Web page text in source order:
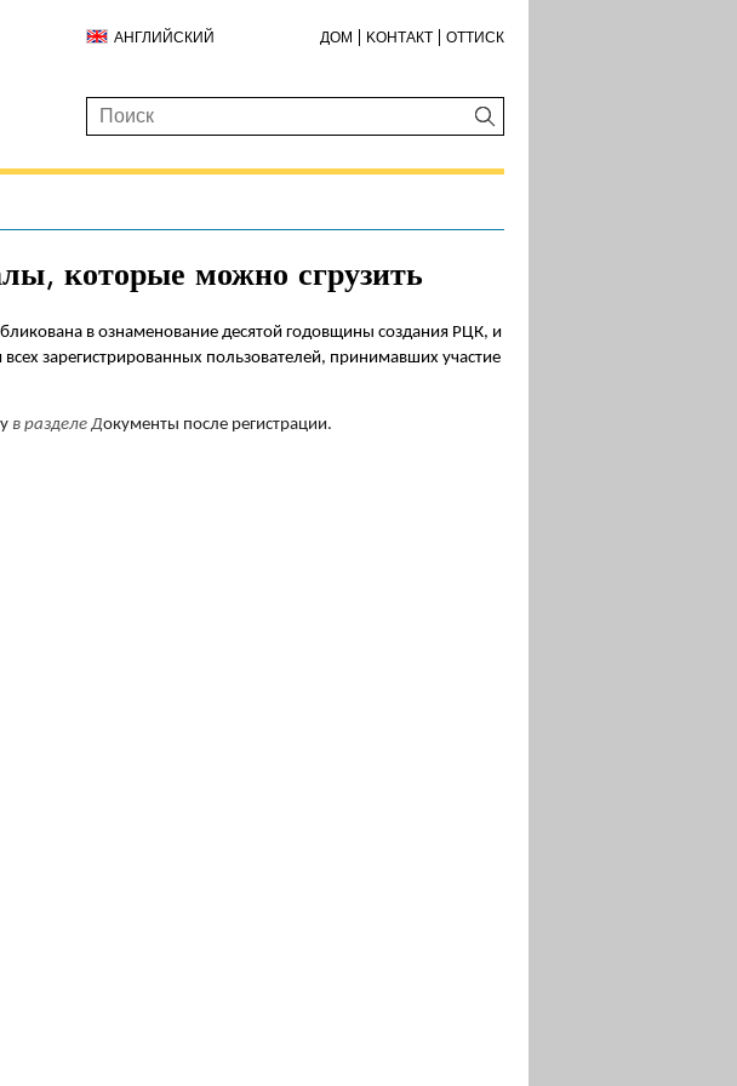
АНГЛИЙСКИЙ ДОМ KОНТАКТ ОТТИСК
которые можно сгрузить
в ознаменование десятой годовщины создания РЦК, и
зарегистрированных пользователей, принимавших участие
в разделе Документы после регистрации.